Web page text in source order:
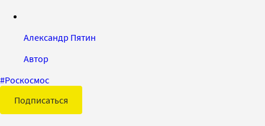
Александр Пятин
Автор
#Роскосмос
Подписаться